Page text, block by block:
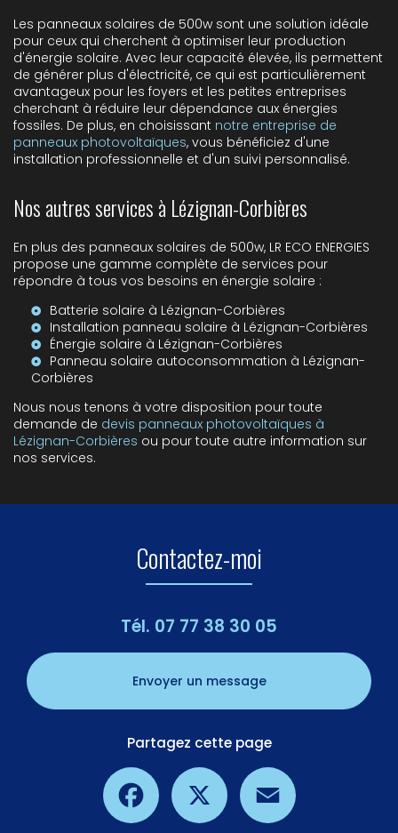
Les panneaux solaires de 500w sont une solution idéale
pour ceux qui cherchent à optimiser leur production
d'énergie solaire. Avec leur capacité élevée, ils permettent
de générer plus d'électricité, ce qui est particulièrement
avantageux pour les foyers et les petites entreprises
cherchant à réduire leur dépendance aux énergies
fossiles. De plus, en choisissant notre entreprise de
panneaux photovoltaïques, vous bénéficiez d'une
installation professionnelle et d'un suivi personnalisé.
Nos autres services à Lézignan-Corbières
En plus des panneaux solaires de 500w, LR ECO ENERGIES
propose une gamme complète de services pour
répondre à tous vos besoins en énergie solaire :
Batterie solaire à Lézignan-Corbières
Installation panneau solaire à Lézignan-Corbières
Énergie solaire à Lézignan-Corbières
Panneau solaire autoconsommation à Lézignan-
Corbières
Nous nous tenons à votre disposition pour toute
demande de devis panneaux photovoltaïques à
Lézignan-Corbières ou pour toute autre information sur
nos services.
Contactez-moi
Tél. 07 77 38 30 05
Envoyer un message
Partagez cette page
Facebook